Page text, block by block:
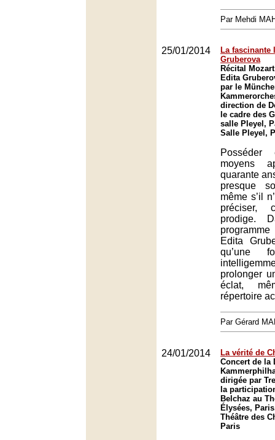
Par Mehdi
25/01/2014
La fascinante
Gruberova
Récital
Edita
par le
direction de
le cadre des
salle Pleyel,
Salle Pleyel,
Posséder
moyens
quarante
presque
même s’il
préciser,
prodige.
Edita
qu’une
prolonger
éclat,
répertoire
Par Gérard
24/01/2014
La vérité de
Concert de la
dirigée par
la
Belchaz au
Élysées,
Théâtre des
Paris